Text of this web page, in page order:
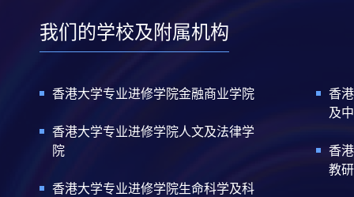
我们的学校及附属机构
香港大学专业进修学院金融商业学院
香港大学专业进修学院人文及法律学
院
香港大学专业进修学院生命科学及科
香
及
香
教